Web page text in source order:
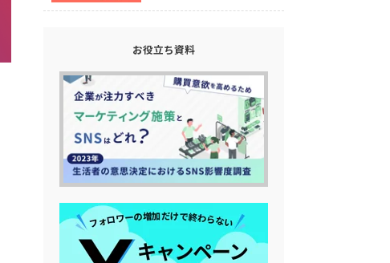
お役立ち資料